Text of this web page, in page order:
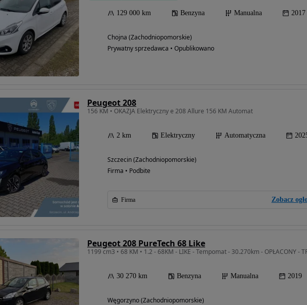
129 000 km Benzyna Manualna 2017
Chojna (Zachodniopomorskie)
Prywatny sprzedawca • Opublikowano
Peugeot 208
156 KM • OKAZJA Elektryczny e 208 Allure 156 KM Automat
2 km Elektryczny Automatyczna
Szczecin (Zachodniopomorskie)
Firma • Podbite
Firma Zobacz
Peugeot 208 PureTech 68 Like
30 270 km Benzyna Manualna 2019
Węgorzyno (Zachodniopomorskie)